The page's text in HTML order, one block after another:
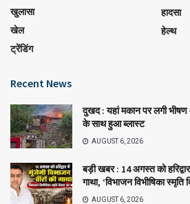
खुलासा
खेल
ट्रेंडिंग
हादसा
हेल्थ
Recent News
दुखद : यहां मकान पर लगी
के साथ हुआ ब्लास्ट
AUGUST 6, 2026
बड़ी खबर : 14 अगस्त को
गाथा, ‘विभाजन विभीषिका
AUGUST 6, 2026